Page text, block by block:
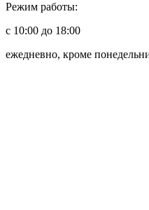
Режим работы:
с 10:00 до 18:00
ежедневно, кроме